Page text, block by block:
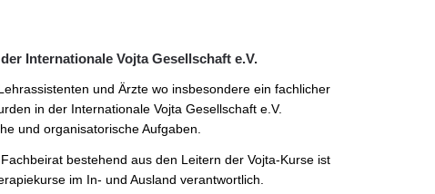
Internationale Vojta Gesellschaft e.V.
und Ärzte wo insbesondere ein fachlicher
in der Internationale Vojta Gesellschaft e.V.
und organisatorische Aufgaben.
bestehend aus den Leitern der Vojta-Kurse ist
im In- und Ausland verantwortlich.